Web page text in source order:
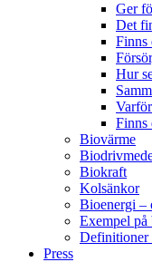
Ger
Det
Finns
Hur
Finns
Biovärme
Biokraft
Kolsänkor
Bioenergi –
Exempel på
Definitioner
Press